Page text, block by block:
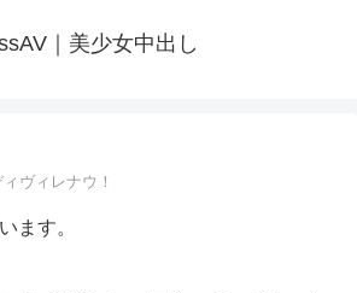
｜美少女中出し
ヴィレナウ！
ます。